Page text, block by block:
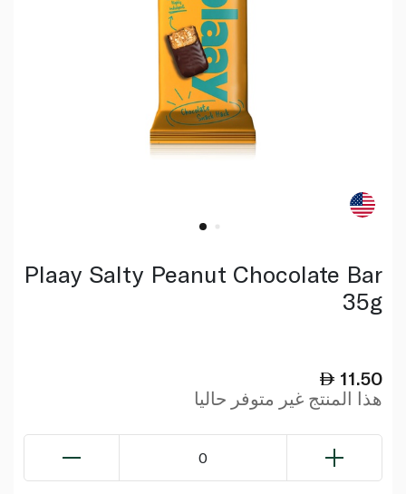
Plaay Salty Peanut Chocolate Bar
35g
11.50
هذا المنتج غير متوفر حاليا
0